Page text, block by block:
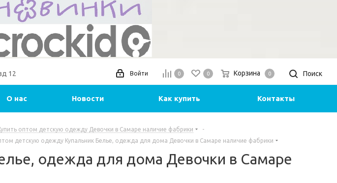
12 Поиск
0 0 Корзина 0
Войти
О нас Новости Как купить Контакты
оптом детскую одежду Девочки в Самаре наличие фабрики
-
детскую одежду Купальник Белье, одежда для дома Девочки в Самаре наличие фабрики
одежда для дома Девочки в Самаре